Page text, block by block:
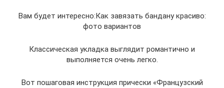
Вам будет интересно:Как завязать бандану красиво:
фото вариантов
Классическая укладка выглядит романтично и
выполняется очень легко.
Вот пошаговая инструкция прически «Французский